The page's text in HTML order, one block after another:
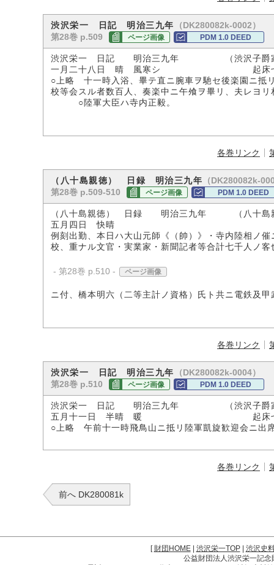
渋沢栄一 日記 明治三九年
（DK280082k-0002）
第28巻 p.509
ページ画像 PDM 1.0 DEED
渋沢栄一 日記 明治三九年 （渋沢子爵家
一月二十八日 晴 風寒シ 起床七時
○上略 十一時入浴、畢テ直ニ腕車ヲ馳セ後楽園ニ抵
校等会スル者数百人、奏楽中ニ午飧ヲ畢リ、夫レヨ
○陸軍大臣ハ寺内正毅。
各巻リンク
（八十島親徳） 日録 明治三九年 （DK280082k-
第28巻 p.509-510
ページ画像 PDM 1.0 DEED
（八十島親徳） 日録 明治三九年 （八十島
五月四日 快晴
例刻出勤、本日ハ大山元師《（帥）》・寺内陸相ノ
校、重ナル文官・実業家・新聞記者等合計七千人ノ
- 第28巻 p.510 - ページ画像
ニ付、橋本明六（二等主計ノ資格）氏ト共ニ電鉄及
各巻リンク
渋沢栄一 日記 明治三九年
（DK280082k-0004）
第28巻 p.510
ページ画像 PDM 1.0 DEED
渋沢栄一 日記 明治三九年 （渋沢子爵家
五月十一日 半晴 暖 起床七時 就
○上略 午前十一時飛鳥山ニ抵リ陸軍凱旋歓迎会ニ出
各巻リンク
前へ DK280081k
[財団HOME| 渋沢栄一TOP| 渋沢史
公益財団法人渋沢栄一記